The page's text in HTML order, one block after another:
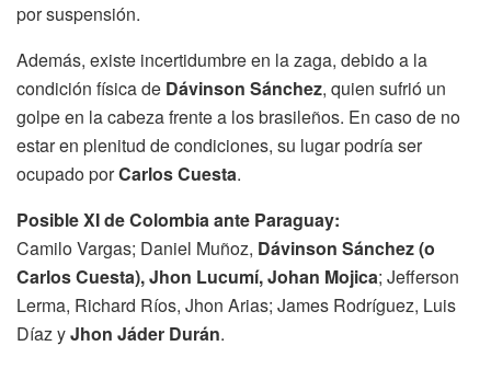
por suspensión.
Además, existe incertidumbre en la zaga, debido a la
condición física de Dávinson Sánchez, quien sufrió un
golpe en la cabeza frente a los brasileños. En caso de no
estar en plenitud de condiciones, su lugar podría ser
ocupado porCarlos Cuesta.
Posible XI de Colombia ante Paraguay:
Camilo Vargas; Daniel Muñoz, Dávinson Sánchez (o
Carlos Cuesta), Jhon Lucumí, Johan Mojica; Jefferson
Lerma, Richard Ríos, Jhon Arias; James Rodríguez, Luis
Díaz yJhon Jáder Durán.